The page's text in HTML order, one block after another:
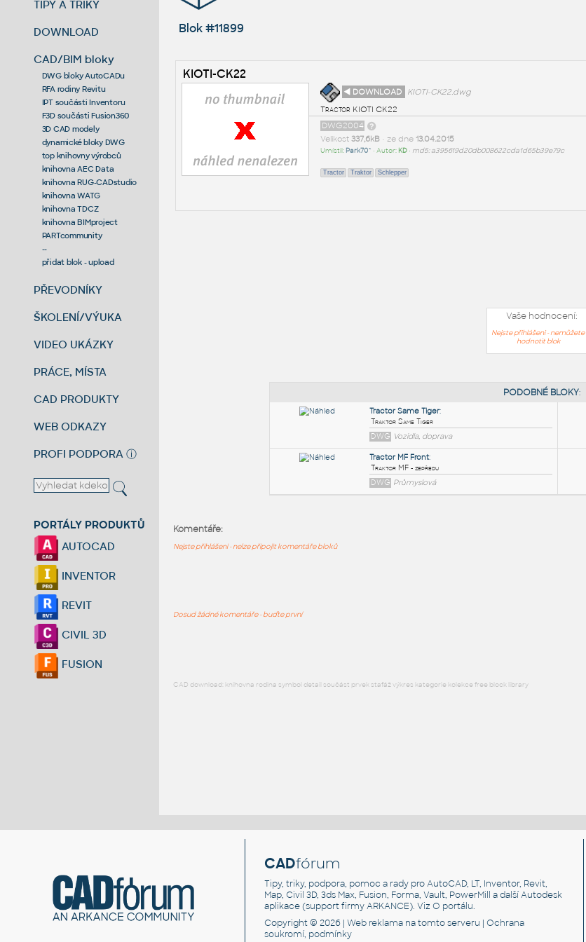
TIPY A TRIKY
DOWNLOAD
CAD/BIM bloky
DWG bloky AutoCADu
RFA rodiny Revitu
IPT součásti Inventoru
F3D součásti Fusion360
3D CAD modely
dynamické bloky DWG
top knihovny výrobců
knihovna AEC Data
knihovna RUG-CADstudio
knihovna WATG
knihovna TDCZ
knihovna BIMproject
PARTcommunity
--
přidat blok - upload
PŘEVODNÍKY
ŠKOLENÍ/VÝUKA
VIDEO UKÁZKY
PRÁCE, MÍSTA
CAD PRODUKTY
WEB ODKAZY
PROFI PODPORA ⓘ
PORTÁLY PRODUKTŮ
AUTOCAD
INVENTOR
REVIT
CIVIL 3D
FUSION
Blok #11899
KIOTI-CK22
◄ DOWNLOAD
KIOTI-CK22.dwg
Tractor KIOTI CK22
DWG2004
Velikost 337,6kB• ze dne 13.04.2015
Umístil: Park70^ • Autor: KD• md5: a395619d20db008622cda1d65b39e79c
Tractor Traktor Schlepper
Vaše hodnocení:
Nejste přihlášeni - nemůžete
hodnotit blok
Komentáře:
Nejste přihlášeni - nelze připojit komentáře bloků
Dosud žádné komentáře - buďte první
CAD download: knihovna rodina symbol detail součást prvek stafáž výkres kategorie kolekce free block library
CADfórum
Tipy, triky, podpora, pomoc a rady pro AutoCAD, LT, Inventor, Revit,
Map, Civil 3D, 3ds Max, Fusion, Forma, Vault, PowerMill a další Autodesk
aplikace (support firmy ARKANCE). VizO portálu.
Copyright © 2026 |Web reklama na tomto serveru |Ochrana
soukromí, podmínky